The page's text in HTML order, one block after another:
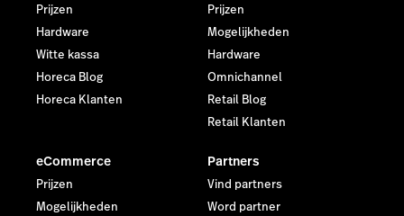
Prijzen
Hardware
Witte kassa
Horeca Blog
Horeca Klanten
Prijzen
Mogelijkheden
Hardware
Omnichannel
Retail Blog
Retail Klanten
eCommerce
Prijzen
Mogelijkheden
Partners
Vind partners
Word partner